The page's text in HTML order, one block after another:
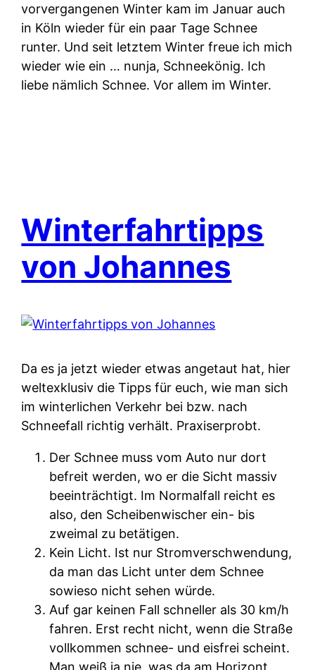
vorvergangenen Winter kam im Januar auch
in Köln wieder für ein paar Tage Schnee
runter. Und seit letztem Winter freue ich mich
wieder wie ein … nunja, Schneekönig. Ich
liebe nämlich Schnee. Vor allem im Winter.
Winterfahrtipps
von Johannes
Da es ja jetzt wieder etwas angetaut hat, hier
weltexklusiv die Tipps für euch, wie man sich
im winterlichen Verkehr bei bzw. nach
Schneefall richtig verhält. Praxiserprobt.
Der Schnee muss vom Auto nur dort
befreit werden, wo er die Sicht massiv
beeinträchtigt. Im Normalfall reicht es
also, den Scheibenwischer ein- bis
zweimal zu betätigen.
Kein Licht. Ist nur Stromverschwendung,
da man das Licht unter dem Schnee
sowieso nicht sehen würde.
Auf gar keinen Fall schneller als 30 km/h
fahren. Erst recht nicht, wenn die Straße
vollkommen schnee- und eisfrei scheint.
Man weiß ja nie, was da am Horizont